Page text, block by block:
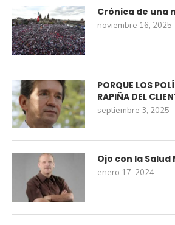
Crónica de una
noviembre 16, 2025
PORQUE LOS
RAPIÑA DEL
septiembre 3, 2025
Ojo con la Salud
enero 17, 2024